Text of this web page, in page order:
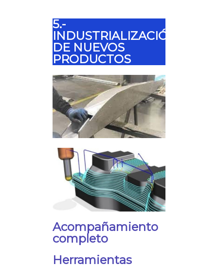
5.-
INDUSTRIALIZACIÓN
DE NUEVOS
PRODUCTOS
Acompañamiento
completo
Herramientas